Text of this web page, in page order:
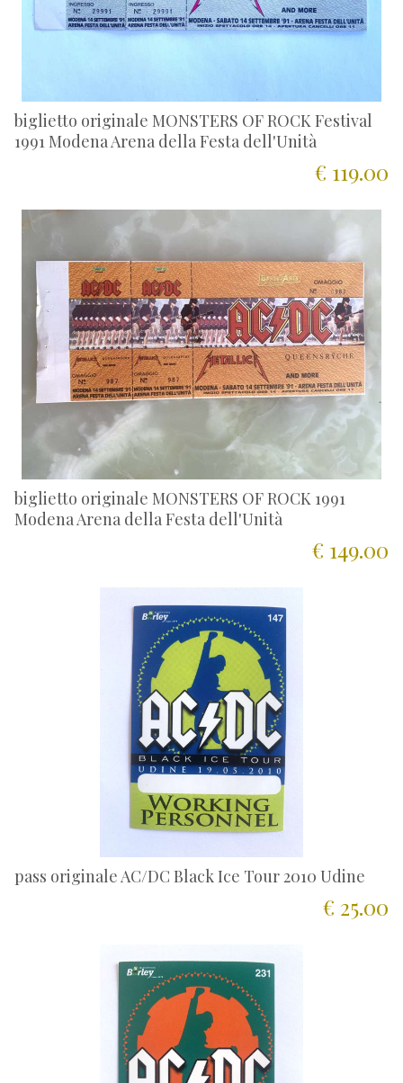
biglietto originale MONSTERS OF ROCK Festival
1991 Modena Arena della Festa dell'Unità
€ 119.00
biglietto originale MONSTERS OF ROCK 1991
Modena Arena della Festa dell'Unità
€ 149.00
pass originale AC/DC Black Ice Tour 2010 Udine
€ 25.00